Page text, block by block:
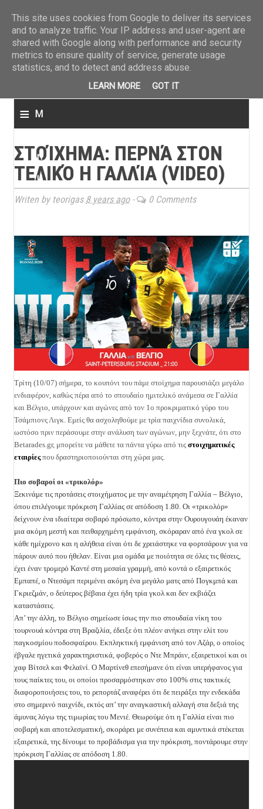
≡ M
n
u
ΣΤΟΊΧΗΜΑ: ΠΕΡΝΆ ΣΤΟΝ
ΤΕΛΙΚΌ Η ΓΑΛΛΊΑ (VIDEO)
Writen by teorigas 8 years ago- 0 Comments
Τρίτη (10/07) σήμερα, το κουπόνι του πάμε στοίχημα παρουσιάζει μεγάλο
ενδιαφέρον, καθώς πέρα από το σπουδαίο ημιτελικό ανάμεσα σε Γαλλία
και Βέλγιο, υπάρχουν και αγώνες από τον 1ο προκριματικό γύρο του
Τσάμπιονς Λιγκ. Εμείς θα ασχοληθούμε με τρία παιχνίδια συνολικά,
ωστόσο πριν περάσουμε στην ανάλυση των αγώνων, μην ξεχνάτε, ότι στο
Betarades.gr, μπορείτε να μάθετε τα πάντα γύρω από τις στοιχηματικές
εταιρίεςπου δραστηριοποιούνται στη χώρα μας.
Πιο σοβαροί οι «τρικολόρ»
Ξεκινάμε τις προτάσεις στοιχήματος με την αναμέτρηση Γαλλία – Βέλγιο,
όπου επιλέγουμε πρόκριση Γαλλίας σε απόδοση 1.80. Οι «τρικολόρ»
δείχνουν ένα ιδιαίτερα σοβαρό πρόσωπο, κόντρα στην Ουρουγουάη έκαναν
μια ακόμη μεστή και πειθαρχημένη εμφάνιση, σκόραραν από ένα γκολ σε
κάθε ημίχρονο και η αλήθεια είναι ότι δε χρειάστηκε να φορτσάρουν για να
πάρουν αυτό που ήθελαν. Είναι μια ομάδα με ποιότητα σε όλες τις θέσεις,
έχει έναν τρομερό Καντέ στη μεσαία γραμμή, από κοντά ο εξαιρετικός
Εμπαπέ, ο Ντεσάμπ περιμένει ακόμη ένα μεγάλο ματς από Πογκμπά και
Γκριεζμάν, ο δεύτερος βέβαια έχει ήδη τρία γκολ και δεν εκβιάζει
καταστάσεις.
Απ’ την άλλη, το Βέλγιο σημείωσε ίσως την πιο σπουδαία νίκη του
τουρνουά κόντρα στη Βραζιλία, έδειξε ότι πλέον ανήκει στην ελίτ του
παγκοσμίου ποδοσφαίρου. Εκπληκτική εμφάνιση από τον Αζάρ, ο οποίος
έβγαλε ηγετικά χαρακτηριστικά, φοβερός ο Ντε Μπράιν, εξαιρετικοί και οι
χαφ Βίτσελ και Φελαϊνί. Ο Μαρτίνεθ επεσήμανε ότι είναι υπερήφανος για
τους παίκτες του, οι οποίοι προσαρμόστηκαν στο 100% στις τακτικές
διαφοροποιήσεις του, το ρεπορτάζ αναφέρει ότι δε πειράξει την ενδεκάδα
στο σημερινό παιχνίδι, εκτός απ’ την αναγκαστική αλλαγή στα δεξιά της
άμυνας λόγω της τιμωρίας του Μενιέ. Θεωρούμε ότι η Γαλλία είναι πιο
σοβαρή και αποτελεσματική, σκοράρει με συνέπεια και αμυντικά στέκεται
εξαιρετικά, της δίνουμε το προβάδισμα για την πρόκριση, ποντάρουμε στην
πρόκριση Γαλλίας σε απόδοση 1.80.
This site uses cookies from Google to deliver its services
and to analyze traffic. Your IP address and user-agent are
shared with Google along with performance and security
metrics to ensure quality of service, generate usage
statistics, and to detect and address abuse.
LEARN MORE GOT IT